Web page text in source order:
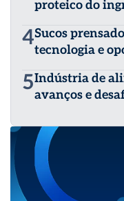
proteico do
4Sucos
tecnologia e
5Indústria de
avanços e